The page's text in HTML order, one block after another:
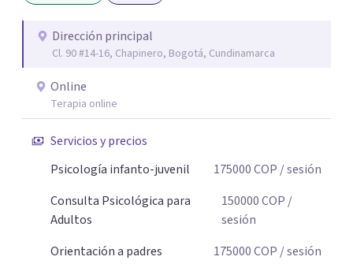
Dirección principal
Cl. 90 #14-16, Chapinero, Bogotá, Cundinamarca
Online
Terapia online
Servicios y precios
Psicología infanto-juvenil
175000COP / sesión
Consulta Psicológica para
Adultos
150000COP /
sesión
Orientación a padres
175000COP / sesión